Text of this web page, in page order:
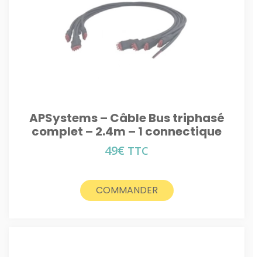
APSystems – Câble Bus triphasé
complet – 2.4m – 1 connectique
49€ TTC
COMMANDER